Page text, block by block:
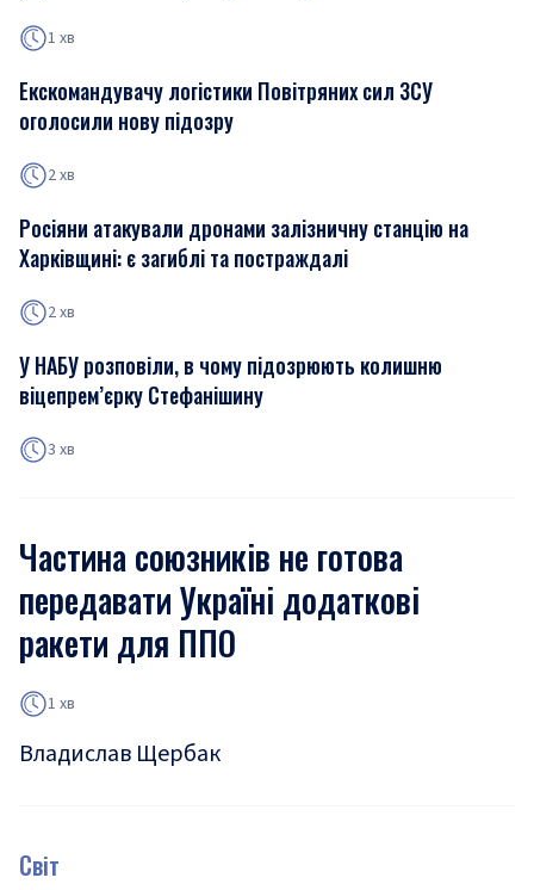
1 хв
Екскомандувачу логістики Повітряних сил ЗСУ
оголосили нову підозру
2 хв
Росіяни атакували дронами залізничну станцію на
Харківщині: є загиблі та постраждалі
2 хв
У НАБУ розповіли, в чому підозрюють колишню
віцепрем’єрку Стефанішину
3 хв
Частина союзників не готова
передавати Україні додаткові
ракети для ППО
1 хв
Владислав Щербак
Світ